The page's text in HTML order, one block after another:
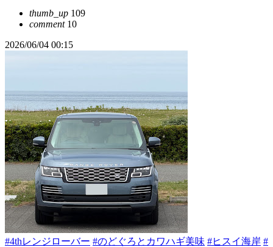
thumb_up 109
comment10
2026/06/04 00:15
#4thレンジローバー #のどぐろとカワハギ美味 #ヒスイ海岸 #